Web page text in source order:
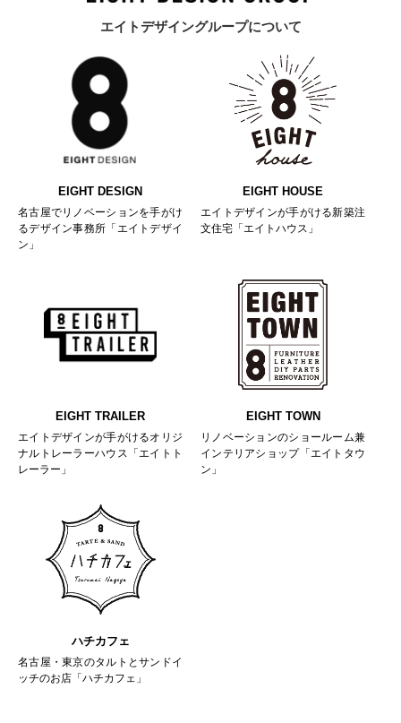
エイトデザイングループについて
EIGHT DESIGN
名古屋でリノベーションを手がけ
るデザイン事務所「エイトデザイ
ン」
EIGHT HOUSE
エイトデザインが手がける新築注
文住宅「エイトハウス」
EIGHT TRAILER
エイトデザインが手がけるオリジ
ナルトレーラーハウス「エイトト
レーラー」
EIGHT TOWN
リノベーションのショールーム兼
インテリアショップ「エイトタウ
ン」
ハチカフェ
名古屋・東京のタルトとサンドイ
ッチのお店「ハチカフェ」